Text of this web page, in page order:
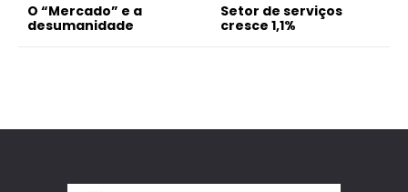
O “Mercado” e a
desumanidade
Setor de serviços
cresce 1,1%